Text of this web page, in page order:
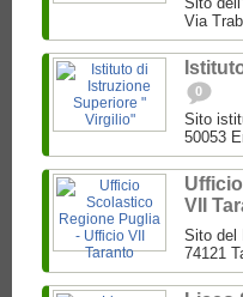
Via
0
Sito
50053
VII
Sito del
74121